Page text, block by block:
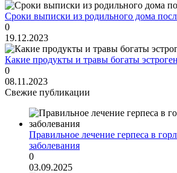
Сроки выписки из родильного дома
0
19.12.2023
Какие продукты и травы богаты
0
08.11.2023
Свежие публикации
Правильное лечение герпеса в
заболевания
0
03.09.2025